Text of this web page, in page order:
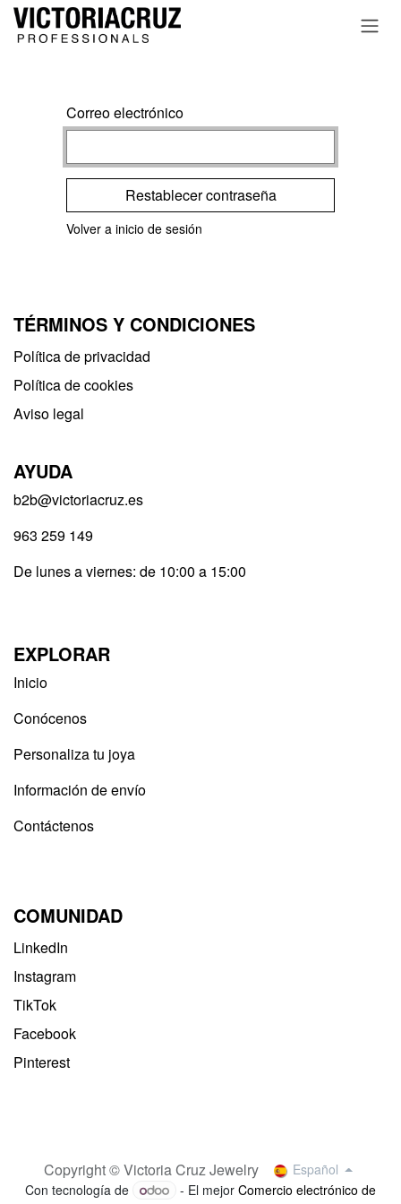
Ir al contenido
Correo electrónico
Restablecer contraseña
Volver a inicio de sesión
TÉRMINOS Y CONDICIONES
Política de privacidad​
Política de cookies
Aviso legal
AYUDA
b2b@victoriacruz.es
963 259 149
De lunes a viernes: de 10:00 a 15:00
EXPLORAR
Inicio
Conócenos
Personaliza tu joya
Información de envío
Contáctenos
COMUNIDAD
LinkedIn
Instagram
TikTok
Facebook
Pinterest
Copyright © Victoria Cruz Jewelry
Español
Con tecnología de
- El mejor Comercio electrónico de